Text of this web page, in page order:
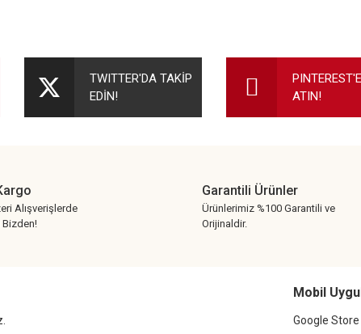
Bu ürüne ilk yorumu siz yapın!
TWITTER'DA TAKİP
EDİN!
ATIN!
Alışverişlerde
Bizden!
Garantili Ürünler
Ürünlerimiz %100 Garantili ve
Orijinaldir.
Mobil
Google